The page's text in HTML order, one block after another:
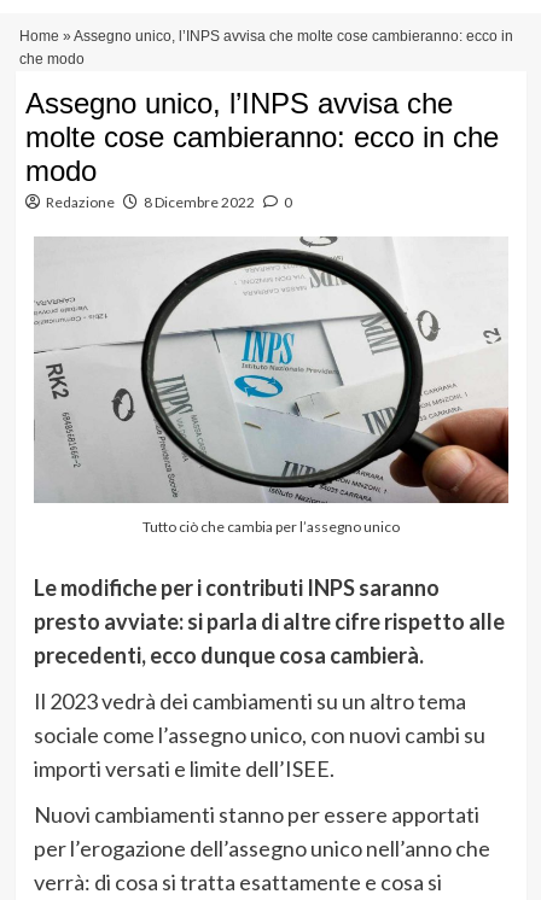
principale
Home » Assegno unico, l’INPS avvisa che molte cose cambieranno: ecco in
che modo
Assegno unico, l’INPS avvisa che
molte cose cambieranno: ecco in che
modo
Redazione 8 Dicembre 2022 0
Tutto ciò che cambia per l’assegno unico
Le modifiche per i contributi INPS saranno
presto avviate: si parla di altre cifre rispetto alle
precedenti, ecco dunque cosa cambierà.
Il 2023 vedrà dei cambiamenti su un altro tema
sociale come l’assegno unico, con nuovi cambi su
importi versati e limite dell’ISEE.
Nuovi cambiamenti stanno per essere apportati
per l’erogazione dell’assegno unico nell’anno che
verrà: di cosa si tratta esattamente e cosa si